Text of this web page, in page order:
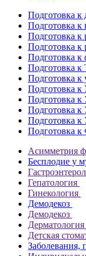
Подготовка
Подготовка к
Подготовка к
Подготовка к
Подготовка к
Подготовка
Подготовка к
Подготовка к
Подготовка к
Подготовка
Подготовка
Подготовка
Асимметрия
Бесплодие у
Гепатология
Гинекология
Демодекоз
Демодекоз
Дерматология
Детская
Заболевания,